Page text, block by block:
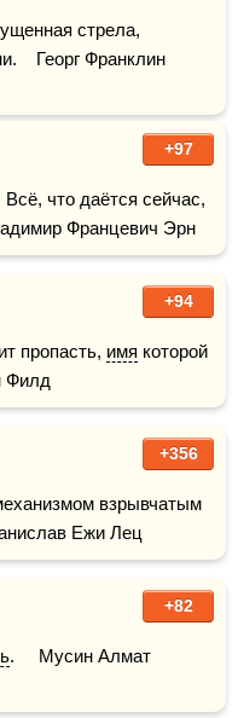
стрела,
Георг Франклин
+97
что даётся сейчас,
Францевич Эрн
+94
пропасть, имя которой
Филд
+356
взрывчатым
Ежи Лец
+82
.     Мусин Алмат